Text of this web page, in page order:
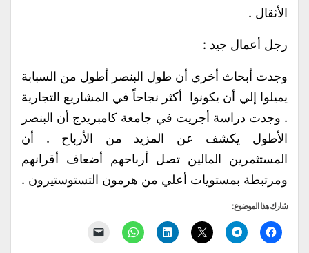
الأثقال .
رجل أعمال جيد :
وجدت أبحاث أخري أن طول البنصر أطول من السبابة
يميلوا إلي أن يكونوا أكثر نجاحاً في المشاريع التجارية
. وجدت دراسة أجريت في جامعة كامبريدج أن البنصر
الأطول يكشف عن المزيد من الأرباح . أن
المستثمرين المالين تصل أرباحهم أضعاف أقرانهم
ومرتبطة بمستويات أعلي من هرمون التستوستيرون .
شارك هذا الموضوع:
انقر
للمشاركة
انقر
للمشاركة
النقر
للمشاركة
اضغط
لتشارك
انقر
للمشاركة